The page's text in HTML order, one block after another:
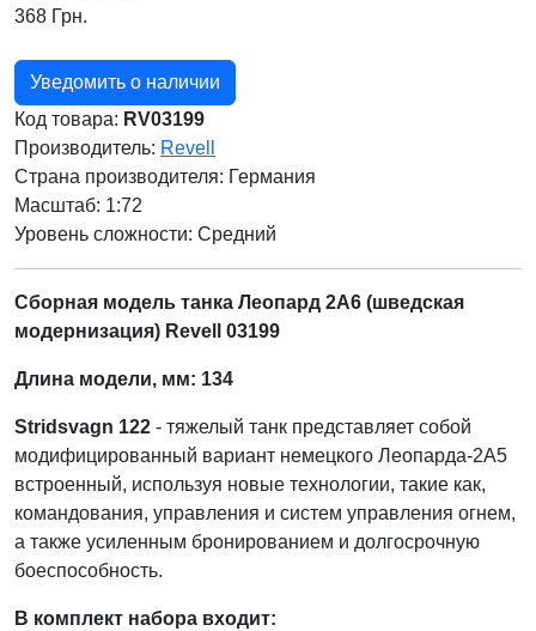
368 Грн.
Уведомить о наличии
Код товара: RV03199
Производитель: Revell
Страна производителя: Германия
Масштаб: 1:72
Уровень сложности: Cредний
Сборная модель танка Леопард 2А6 (шведская
модернизация) Revell 03199
Длина модели, мм: 134
Stridsvagn 122 - тяжелый танк представляет собой
модифицированный вариант немецкого Леопарда-2А5
встроенный, используя новые технологии, такие как,
командования, управления и систем управления огнем,
а также усиленным бронированием и долгосрочную
боеспособность.
В комплект набора входит: